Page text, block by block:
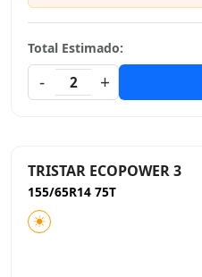
Total Estimado:
-
2 +
TRISTAR ECOPOWER 3
155/65R14 75T